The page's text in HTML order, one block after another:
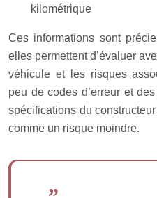
kilométrique
Ces informations sont
elles permettent d’évaluer
véhicule et les risques
peu de codes d’erreur et
spécifications du
comme un risque moindre.